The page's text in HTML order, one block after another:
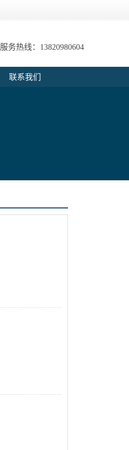
服务热线：13820980604
联系我们